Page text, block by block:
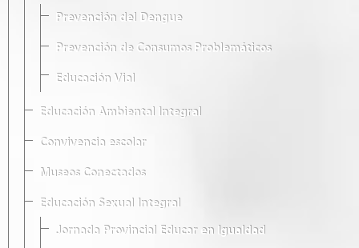
Prevención del Dengue
Prevención de Consumos Problemáticos
Educación Vial
Educación Ambiental Integral
Convivencia escolar
Museos Conectados
Educación Sexual Integral
Jornada Provincial Educar en Igualdad